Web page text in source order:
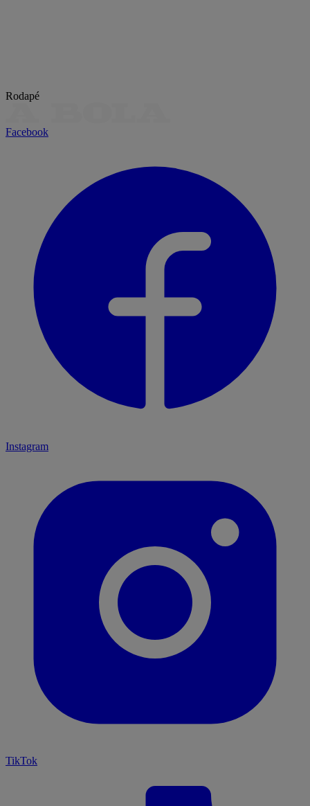
Rodapé
Facebook
Instagram
TikTok